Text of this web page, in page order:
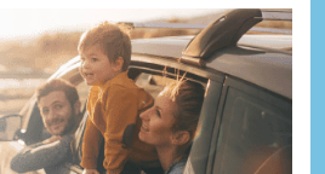
ponudama naših
putem eLinka